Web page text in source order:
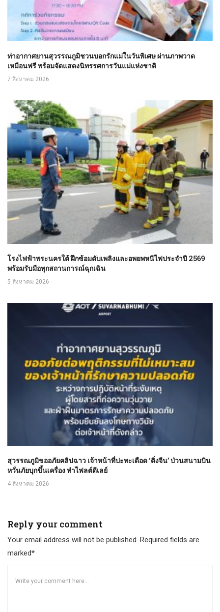
ท่าอากาศยานสุวรรณภูมิชวนบอกรักแม่ในวันพิเศษ ผ่านภาพวาด
เหมือนฟรี พร้อมจัดแสดงนิทรรศการวันแม่แห่งชาติ
7 สิงหาคม 2026
โรงไฟฟ้าพระนครใต้ ฝึกซ้อมดับเพลิงและอพยพหนีไฟประจำปี 2569
พร้อมรับมือทุกสถานการณ์ฉุกเฉิน
5 สิงหาคม 2026
สุวรรณภูมิขออภัยคลิปฉาว เจ้าหน้าที่ปะทะเดือด ‘ติ่งจีน’ ป่วนสนามบิน
หวั่นภัยบุกขึ้นเครื่อง ทำไฟลต์ดีเลย์
4 สิงหาคม 2026
Reply your comment
Your email address will not be published. Required fields are
marked*